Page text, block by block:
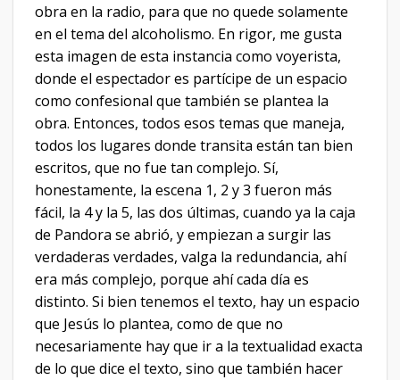
obra en la radio, para que no quede solamente
en el tema del alcoholismo. En rigor, me gusta
esta imagen de esta instancia como voyerista,
donde el espectador es partícipe de un espacio
como confesional que también se plantea la
obra. Entonces, todos esos temas que maneja,
todos los lugares donde transita están tan bien
escritos, que no fue tan complejo. Sí,
honestamente, la escena 1, 2 y 3 fueron más
fácil, la 4 y la 5, las dos últimas, cuando ya la caja
de Pandora se abrió, y empiezan a surgir las
verdaderas verdades, valga la redundancia, ahí
era más complejo, porque ahí cada día es
distinto. Si bien tenemos el texto, hay un espacio
que Jesús lo plantea, como de que no
necesariamente hay que ir a la textualidad exacta
de lo que dice el texto, sino que también hacer